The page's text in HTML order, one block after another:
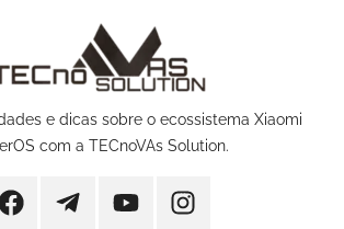
e dicas sobre o ecossistema Xiaomi
com a TECnoVAs Solution.
TelegramYouTubeInstagram